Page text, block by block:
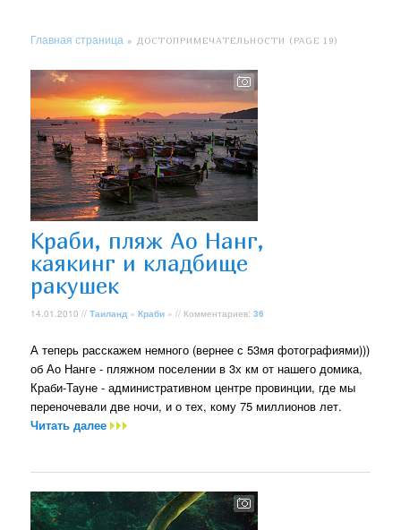
Главная страница » ДОСТОПРИМЕЧАТЕЛЬНОСТИ (PAGE 19)
Краби, пляж Ао Нанг,
каякинг и кладбище
ракушек
14.01.2010 //Таиланд »Краби » // Комментариев:36
А теперь расскажем немного (вернее с 53мя фотографиями)))
об Ао Нанге - пляжном поселении в 3х км от нашего домика,
Краби-Тауне - административном центре провинции, где мы
переночевали две ночи, и о тех, кому 75 миллионов лет.
Читать далее